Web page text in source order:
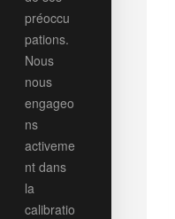
préoccu
pations.
Nous
nous
engageo
ns
activeme
nt dans
la
calibratio